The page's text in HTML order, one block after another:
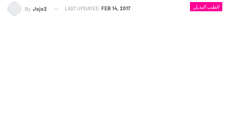
الطب البديل By Jojo2 LAST UPDATED FEB 14, 2017